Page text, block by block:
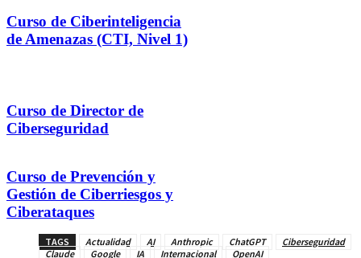
Curso de Ciberinteligencia
de Amenazas (CTI, Nivel 1)
Curso de Director de
Ciberseguridad
Curso de Prevención y
Gestión de Ciberriesgos y
Ciberataques
TAGS Actualidad AI Anthropic ChatGPT
Ciberseguridad
Claude
Google IA Internacional OpenAI